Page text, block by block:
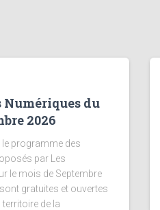
Numériques du
2026
programme des
par Les
le mois de Septembre
gratuites et ouvertes
de la